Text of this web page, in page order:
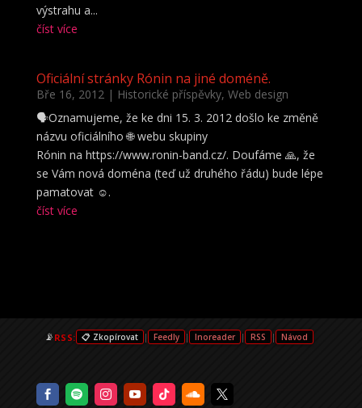
výstrahu a...
číst více
Oficiální stránky Rónin na jiné doméně.
Bře 16, 2012 | Historické příspěvky, Web design
🗣️Oznamujeme, že ke dni 15. 3. 2012 došlo ke změně
názvu oficiálního 🌐 webu skupiny
Rónin na https://www.ronin-band.cz/. Doufáme 🙏, že
se Vám nová doména (teď už druhého řádu) bude lépe
pamatovat ☺️.
číst více
📡 RSS: 📋 Zkopírovat | Feedly | Inoreader | RSS | Návod